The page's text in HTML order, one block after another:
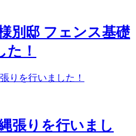
別邸 フェンス基礎
た！
張りを行いまし